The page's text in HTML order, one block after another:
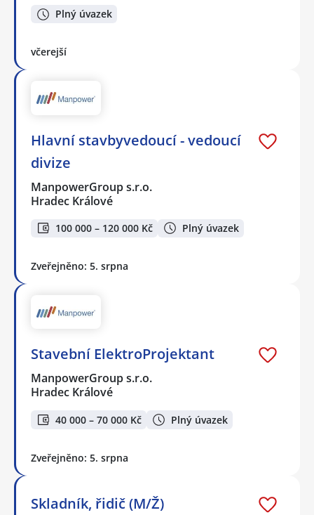
Plný úvazek
včerejší
Hlavní stavbyvedoucí - vedoucí
divize
ManpowerGroup s.r.o.
Hradec Králové
100 000 – 120 000 Kč Plný úvazek
Zveřejněno: 5. srpna
Stavební ElektroProjektant
ManpowerGroup s.r.o.
Hradec Králové
40 000 – 70 000 Kč Plný úvazek
Zveřejněno: 5. srpna
Skladník, řidič (M/Ž)